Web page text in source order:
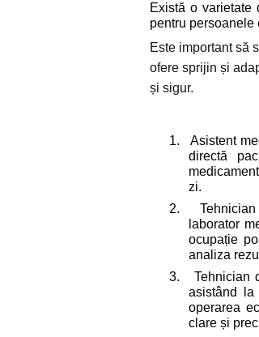
Există o
pentru persoanele
Este important să
ofere sprijin și
și sigur.
1.
Asistent
directă
zi.
2.
laborator
ocupație
analiza
3.
Tehnician
asistând la
operarea
clare și